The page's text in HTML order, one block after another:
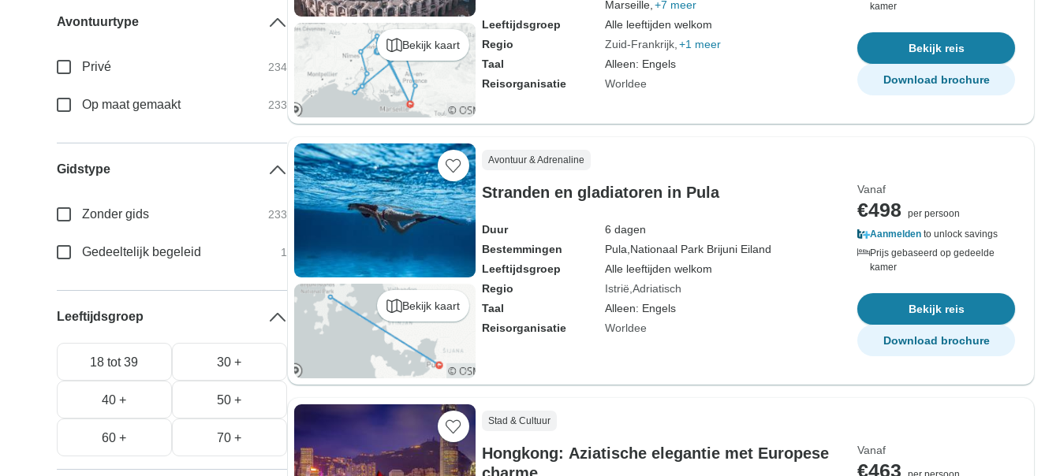
Bekijk kaart
Marseille, +7 meer
Leeftijdsgroep
Alle leeftijden welkom
Regio
Zuid-Frankrijk +1 meer
Taal
Alleen: Engels
Reisorganisatie
Worldee
kamer
Bekijk reis
Download brochure
Bekijk kaart
Avontuur & Adrenaline
Stranden en gladiatoren in Pula
Duur
6 dagen
Bestemmingen
Pula, Nationaal Park Brijuni Eiland
Leeftijdsgroep
Alle leeftijden welkom
Regio
Istrië Adriatisch
Taal
Alleen: Engels
Reisorganisatie
Worldee
Vanaf
€498
per persoon
Aanmelden to unlock savings
Prijs gebaseerd op gedeelde
kamer
Bekijk reis
Download brochure
Stad & Cultuur
Hongkong: Aziatische elegantie met Europese
Vanaf
€463
Avontuurtype
Privé 234
Op maat gemaakt 233
Gidstype
Zonder gids 233
Gedeeltelijk begeleid 1
Leeftijdsgroep
18 tot 39 30 +
40 + 50 +
60 + 70 +